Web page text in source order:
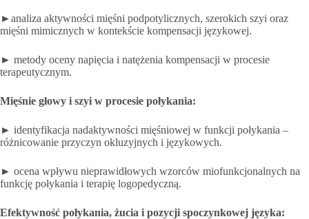
►analiza aktywności mięśni podpotylicznych, szerokich szyi oraz
mięśni mimicznych w kontekście kompensacji językowej.
► metody oceny napięcia i natężenia kompensacji w procesie
terapeutycznym.
Mięśnie głowy i szyi w procesie połykania:
► identyfikacja nadaktywności mięśniowej w funkcji połykania –
różnicowanie przyczyn okluzyjnych i językowych.
► ocena wpływu nieprawidłowych wzorców miofunkcjonalnych na
funkcję połykania i terapię logopedyczną.
Efektywność połykania, żucia i pozycji spoczynkowej języka: